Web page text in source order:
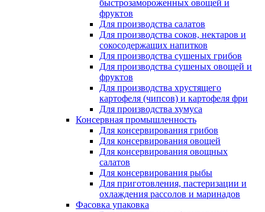
быстрозамороженных овощей и
фруктов
Для производства салатов
Для производства соков, нектаров и
сокосодержащих напитков
Для производства сушеных грибов
Для производства сушеных овощей и
фруктов
Для производства хрустящего
картофеля (чипсов) и картофеля фри
Для производства хумуса
Консервная промышленность
Для консервирования грибов
Для консервирования овощей
Для консервирования овощных
салатов
Для консервирования рыбы
Для приготовления, пастеризации и
охлаждения рассолов и маринадов
Фасовка упаковка